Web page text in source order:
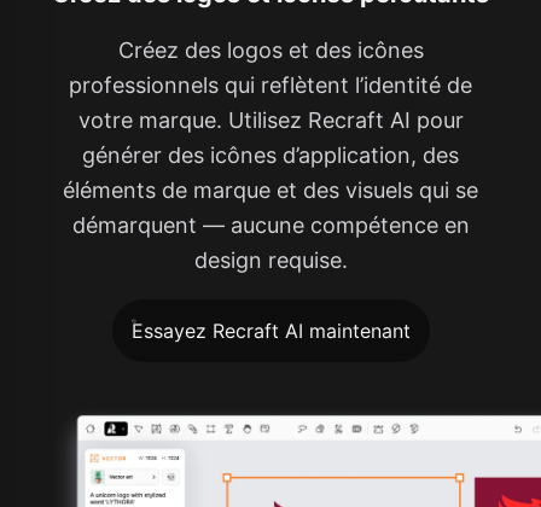
Créez des logos et des icônes
professionnels qui reflètent l’identité de
votre marque. Utilisez Recraft AI pour
générer des icônes d’application, des
éléments de marque et des visuels qui se
démarquent — aucune compétence en
design requise.
Essayez Recraft AI maintenant